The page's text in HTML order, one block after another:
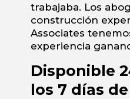
trabajaba. Los
construcción
Associates
experiencia
Disponible
los 7 días